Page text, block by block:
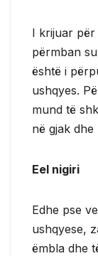
I krijuar për
përmban
është i
ushqyes.
mund të
në gjak
Eel nigiri
Edhe pse
ushqyese,
ëmbla dhe